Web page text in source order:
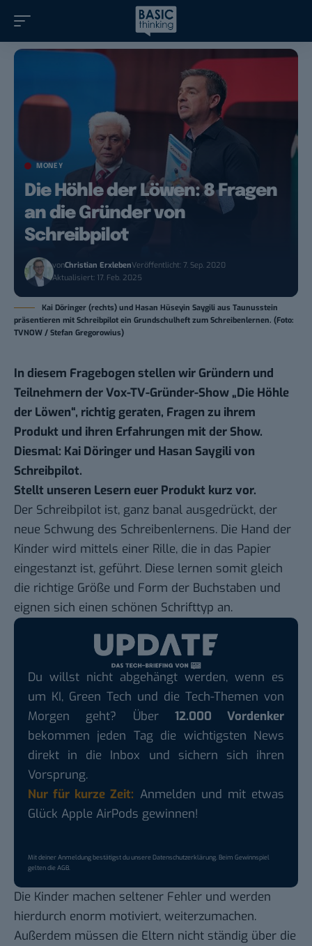
MONEY
Die Höhle der Löwen: 8 Fragen
an die Gründer von
Schreibpilot
vonChristian ErxlebenVeröffentlicht: 7. Sep. 2020
Aktualisiert: 17. Feb. 2025
Kai Döringer (rechts) und Hasan Hüseyin Saygili aus Taunusstein
präsentieren mit Schreibpilot ein Grundschulheft zum Schreibenlernen. (Foto:
TVNOW / Stefan Gregorowius)
In diesem Fragebogen stellen wir Gründern und
Teilnehmern der Vox-TV-Gründer-Show „Die Höhle
der Löwen“, richtig geraten, Fragen zu ihrem
Produkt und ihren Erfahrungen mit der Show.
Diesmal: Kai Döringer und Hasan Saygili von
Schreibpilot.
Stellt unseren Lesern euer Produkt kurz vor.
Der Schreibpilot ist, ganz banal ausgedrückt, der
neue Schwung des Schreibenlernens. Die Hand der
Kinder wird mittels einer Rille, die in das Papier
eingestanzt ist, geführt. Diese lernen somit gleich
die richtige Größe und Form der Buchstaben und
eignen sich einen schönen Schrifttyp an.
Du willst nicht abgehängt werden, wenn es
um KI, Green Tech und die Tech-Themen von
Morgen geht? Über 12.000 Vordenker
bekommen jeden Tag die wichtigsten News
direkt in die Inbox und sichern sich ihren
Vorsprung.
Nur für kurze Zeit: Anmelden und mit etwas
Glück Apple AirPods gewinnen!
Mit deiner Anmeldung bestätigst du unsereDatenschutzerklärung. Beim Gewinnspiel
gelten dieAGB.
Die Kinder machen seltener Fehler und werden
hierdurch enorm motiviert, weiterzumachen.
Außerdem müssen die Eltern nicht ständig über die